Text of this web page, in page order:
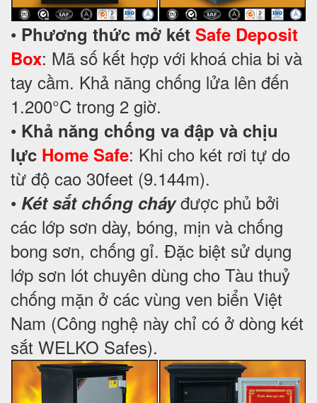
• Phương thức mở két Safe Deposit
Box: Mã số kết hợp với khoá chia bi và
tay cầm. Khả năng chống lửa lên đến
1.200°C trong 2 giờ.
• Khả năng chống va đập và chịu
lực Home Safe: Khi cho két rơi tự do
từ độ cao 30feet (9.144m).
• Két sắt chống cháyđược phủ bởi
các lớp sơn dày, bóng, mịn và chống
bong sơn, chống gỉ. Đặc biệt sử dụng
lớp sơn lót chuyên dùng cho Tàu thuỷ
chống mặn ở các vùng ven biển Việt
Nam (Công nghệ này chỉ có ở dòng két
sắt WELKO Safes).